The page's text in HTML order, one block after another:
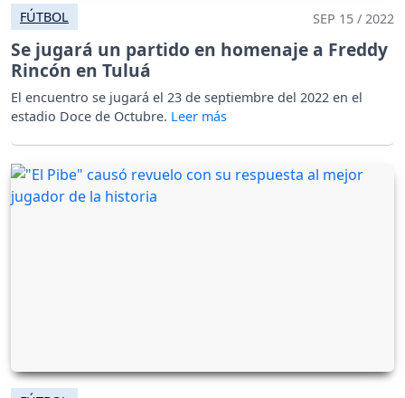
FÚTBOL SEP 15 / 2022
Se jugará un partido en homenaje a Freddy
Rincón en Tuluá
El encuentro se jugará el 23 de septiembre del 2022 en el
estadio Doce de Octubre.